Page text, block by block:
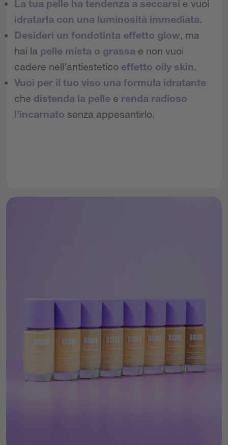
La tua pelle ha tendenza a seccarsi e vuoi
idratarla con una luminosità immediata.
Desideri un fondotinta effetto glow, ma
hai la pelle mista o grassa e non vuoi
cadere nell’antiestetico effetto oily skin.
Vuoi per il tuo viso una formula idratante
che distenda la pelle e renda radioso
l’incarnato senza appesantirlo.